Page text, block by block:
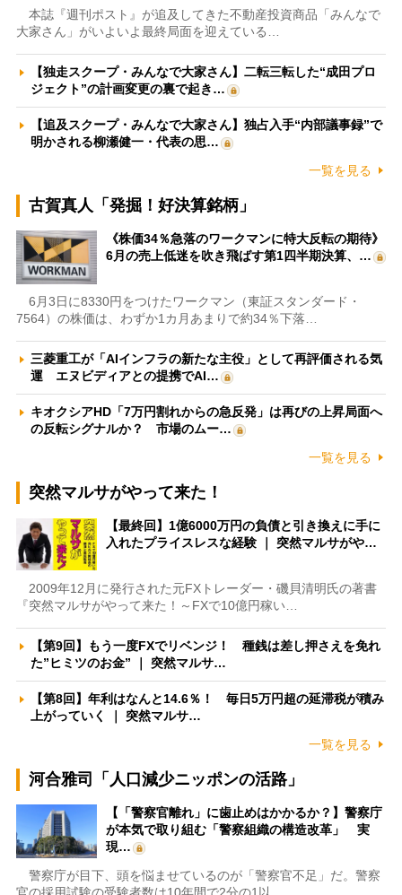
本誌『週刊ポスト』が追及してきた不動産投資商品「みんなで
大家さん」がいよいよ最終局面を迎えている…
【独走スクープ・みんなで大家さん】二転三転した“成田プロ
ジェクト”の計画変更の裏で起き…
【追及スクープ・みんなで大家さん】独占入手“内部議事録”で
明かされる柳瀬健一・代表の思…
一覧を見る
古賀真人「発掘！好決算銘柄」
《株価34％急落のワークマンに特大反転の期待》
6月の売上低迷を吹き飛ばす第1四半期決算、…
6月3日に8330円をつけたワークマン（東証スタンダード・
7564）の株価は、わずか1カ月あまりで約34％下落…
三菱重工が「AIインフラの新たな主役」として再評価される気
運 エヌビディアとの提携でAI…
キオクシアHD「7万円割れからの急反発」は再びの上昇局面へ
の反転シグナルか？ 市場のムー…
一覧を見る
突然マルサがやって来た！
【最終回】1億6000万円の負債と引き換えに手に
入れたプライスレスな経験 ｜ 突然マルサがや…
2009年12月に発行された元FXトレーダー・磯貝清明氏の著書
『突然マルサがやって来た！～FXで10億円稼い…
【第9回】もう一度FXでリベンジ！ 種銭は差し押さえを免れ
た”ヒミツのお金” ｜ 突然マルサ…
【第8回】年利はなんと14.6％！ 毎日5万円超の延滞税が積み
上がっていく ｜ 突然マルサ…
一覧を見る
河合雅司「人口減少ニッポンの活路」
【「警察官離れ」に歯止めはかかるか？】警察庁
が本気で取り組む「警察組織の構造改革」 実
現…
警察庁が目下、頭を悩ませているのが「警察官不足」だ。警察